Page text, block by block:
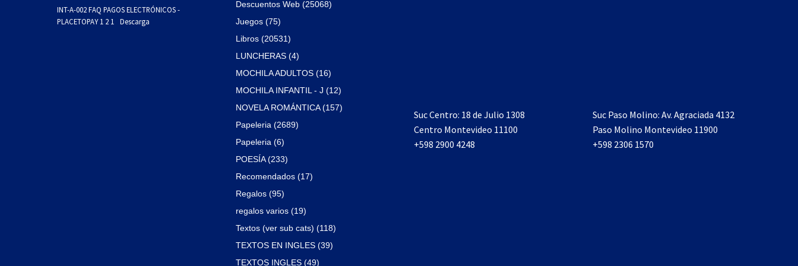
INT-A-002 FAQ PAGOS ELECTRÓNICOS -
PLACETOPAY 1 2 1
Descarga
Descuentos Web (25068)
Juegos (75)
Libros (20531)
LUNCHERAS (4)
MOCHILA ADULTOS (16)
MOCHILA INFANTIL - J (12)
NOVELA ROMÁNTICA (157)
Papeleria (2689)
Papeleria (6)
POESÍA (233)
Recomendados (17)
Regalos (95)
regalos varios (19)
Textos (ver sub cats) (118)
TEXTOS EN INGLES (39)
TEXTOS INGLES (49)
Suc Centro: 18 de Julio 1308
Centro Montevideo 11100
+598 2900 4248
Suc Paso Molino: Av. Agraciada 4132
Paso Molino Montevideo 11900
+598 2306 1570